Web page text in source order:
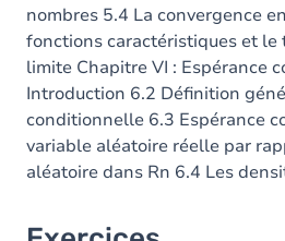
nombres 5.4 La convergence
fonctions caractéristiques et
limite Chapitre VI : Espérance
Introduction 6.2 Définition
conditionnelle 6.3 Espérance
variable aléatoire réelle par
aléatoire dans Rn 6.4 Les